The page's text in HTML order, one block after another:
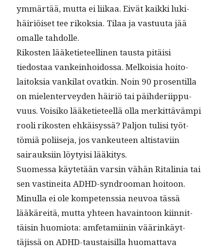
ymmärtää, mut­ta ei liikaa. Eivät kaik­ki luk­i­
häir­iöiset tee rikok­sia. Tilaa ja vas­tu­u­ta jää
oma­lle tahdolle.
Rikosten lääketi­eteelli­nen taus­ta pitäisi
tiedostaa vankein­hoi­dos­sa. Melkoisia hoito­
laitok­sia vanki­lat ovatkin. Noin 90 pros­en­til­la
on mie­len­ter­vey­den häir­iö tai päi­hderi­ip­pu­
vu­us. Voisiko lääketi­eteel­lä olla merkit­tävämpi
rooli rikosten ehkäisyssä? Paljon tulisi työt­
tömiä poli­ise­ja, jos vankeu­teen altistavi­in
sairauk­si­in löy­ty­isi lääkitys.
Suomes­sa käytetään varsin vähän Rital­inia tai
sen vastinei­ta ADHD-syn­d­rooman hoitoon.
Min­ul­la ei ole kom­pe­tenssia neu­voa tässä
lääkäre­itä, mut­ta yhteen havain­toon kiin­nit­
täisin huomio­ta: amfe­tami­inin väärinkäyt­
täjis­sä on ADHD-taus­taisil­la huo­mat­ta­va